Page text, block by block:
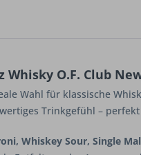
O.F. Club
Wahl für klassische
Trinkgefühl –
Whiskey Sour, Single